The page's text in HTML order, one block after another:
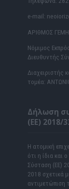
e-mail:
ΑΡΙΘΜΟΣ
Νόμιμος
Διευθυντής
Διαχειριστής
τομέα:
Δήλωση
(ΕΕ) 2018/
Η ατομική
ότι η ίδια
Σύσταση (ΕΕ)
2018 σχετικά
αντιμετώπιση